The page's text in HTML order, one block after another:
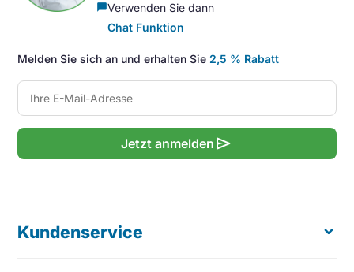
chat_bubbleVerwenden Sie dann
Chat Funktion
Melden Sie sich an und erhalten Sie 2,5 % Rabatt
Jetzt anmelden send
Kundenservice